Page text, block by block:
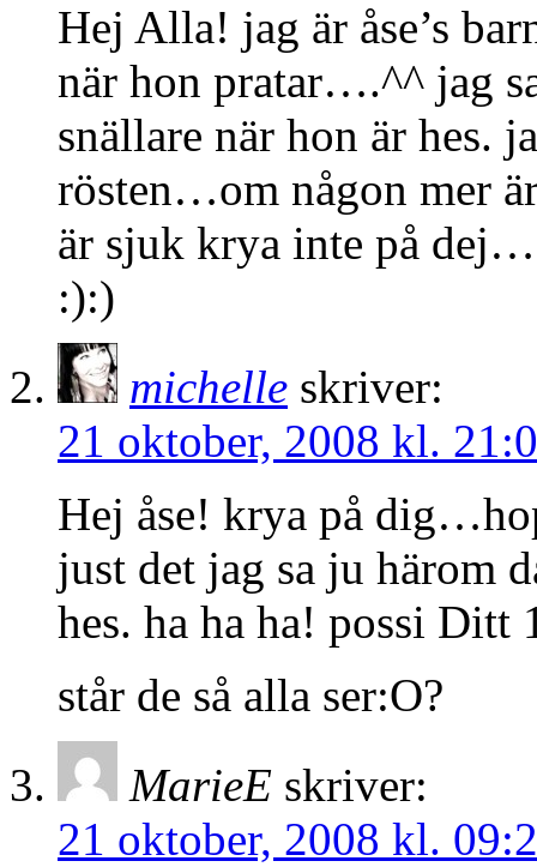
Hej Alla! jag är åse’s
när hon pratar….^^ jag
snällare när hon är hes.
rösten…om någon mer
är sjuk krya inte på
:):)
michelle skriver:
21 oktober, 2008 kl.
Hej åse! krya på
just det jag sa ju härom
hes. ha ha ha! possi
står de så alla ser:O?
MarieE skriver:
21 oktober, 2008 kl.